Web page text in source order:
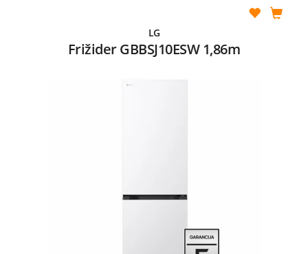
LG
Frižider GBBSJ10ESW 1,86m